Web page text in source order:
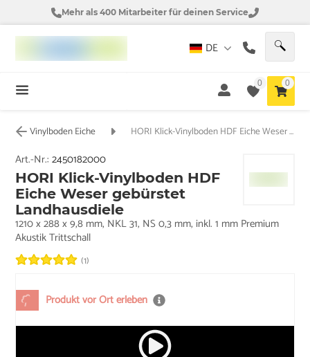
Mehr als 400 Mitarbeiter für deinen Service
DE
0 0
Vinylboden Eiche HORI Klick-Vinylboden HDF Eiche Weser gebürstet Landhausdiele
Produkt vor Ort erleben
Art.-Nr.:2450182000
HORI Klick-Vinylboden HDF
Eiche Weser gebürstet
Landhausdiele
1210 x 288 x 9,8 mm, NKL 31, NS 0,3 mm, inkl. 1 mm Premium
Akustik Trittschall
(1)